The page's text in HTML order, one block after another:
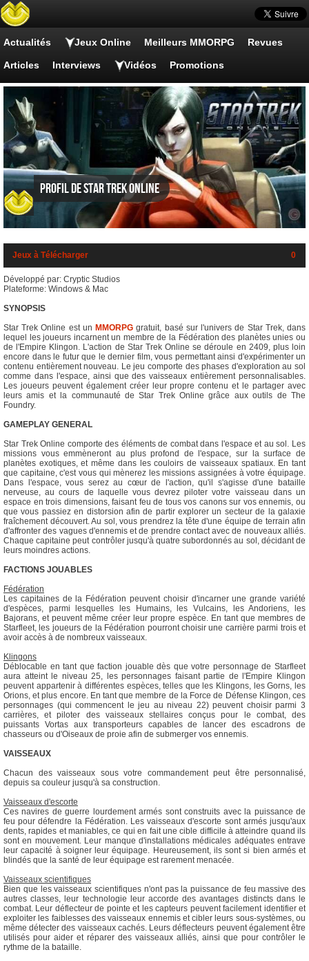
Actualités Jeux Online Meilleurs MMORPG Revues
Articles Interviews Vidéos Promotions
Profil de Star Trek Online
Jeux à Télécharger 0
Développé par: Cryptic Studios
Plateforme: Windows & Mac
SYNOPSIS
Star Trek Online est un MMORPG gratuit, basé sur l'univers de Star Trek, dans
lequel les joueurs incarnent un membre de la Fédération des planètes unies ou
de l'Empire Klingon. L'action de Star Trek Online se déroule en 2409, plus loin
encore dans le futur que le dernier film, vous permettant ainsi d'expérimenter un
contenu entièrement nouveau. Le jeu comporte des phases d'exploration au sol
comme dans l'espace, ainsi que des vaisseaux entièrement personnalisables.
Les joueurs peuvent également créer leur propre contenu et le partager avec
leurs amis et la communauté de Star Trek Online grâce aux outils de The
Foundry.
GAMEPLAY GENERAL
Star Trek Online comporte des éléments de combat dans l'espace et au sol. Les
missions vous emmèneront au plus profond de l'espace, sur la surface de
planètes exotiques, et même dans les couloirs de vaisseaux spatiaux. En tant
que capitaine, c'est vous qui mènerez les missions assignées à votre équipage.
Dans l'espace, vous serez au cœur de l'action, qu'il s'agisse d'une bataille
nerveuse, au cours de laquelle vous devrez piloter votre vaisseau dans un
espace en trois dimensions, faisant feu de tous vos canons sur vos ennemis, ou
que vous passiez en distorsion afin de partir explorer un secteur de la galaxie
fraîchement découvert. Au sol, vous prendrez la tête d'une équipe de terrain afin
d'affronter des vagues d'ennemis et de prendre contact avec de nouveaux alliés.
Chaque capitaine peut contrôler jusqu'à quatre subordonnés au sol, décidant de
leurs moindres actions.
FACTIONS JOUABLES
Fédération
Les capitaines de la Fédération peuvent choisir d'incarner une grande variété
d'espèces, parmi lesquelles les Humains, les Vulcains, les Andoriens, les
Bajorans, et peuvent même créer leur propre espèce. En tant que membres de
Starfleet, les joueurs de la Fédération pourront choisir une carrière parmi trois et
avoir accès à de nombreux vaisseaux.
Klingons
Déblocable en tant que faction jouable dès que votre personnage de Starfleet
aura atteint le niveau 25, les personnages faisant partie de l'Empire Klingon
peuvent appartenir à différentes espèces, telles que les Klingons, les Gorns, les
Orions, et plus encore. En tant que membre de la Force de Défense Klingon, ces
personnages (qui commencent le jeu au niveau 22) peuvent choisir parmi 3
carrières, et piloter des vaisseaux stellaires conçus pour le combat, des
puissants Vortas aux transporteurs capables de lancer des escadrons de
chasseurs ou d'Oiseaux de proie afin de submerger vos ennemis.
VAISSEAUX
Chacun des vaisseaux sous votre commandement peut être personnalisé,
depuis sa couleur jusqu'à sa construction.
Vaisseaux d'escorte
Ces navires de guerre lourdement armés sont construits avec la puissance de
feu pour défendre la Fédération. Les vaisseaux d'escorte sont armés jusqu'aux
dents, rapides et maniables, ce qui en fait une cible difficile à atteindre quand ils
sont en mouvement. Leur manque d'installations médicales adéquates entrave
leur capacité à soigner leur équipage. Heureusement, ils sont si bien armés et
blindés que la santé de leur équipage est rarement menacée.
Vaisseaux scientifiques
Bien que les vaisseaux scientifiques n'ont pas la puissance de feu massive des
autres classes, leur technologie leur accorde des avantages distincts dans le
combat. Leur déflecteur de pointe et les capteurs peuvent facilement identifier et
exploiter les faiblesses des vaisseaux ennemis et cibler leurs sous-systèmes, ou
même détecter des vaisseaux cachés. Leurs déflecteurs peuvent également être
utilisés pour aider et réparer des vaisseaux alliés, ainsi que pour contrôler le
rythme de la bataille.